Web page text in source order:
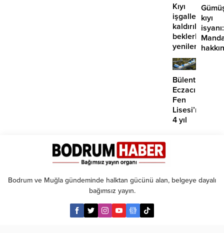
Kıyı
işgalleri
kaldırılmayı
beklerken
yenilerinin
önü
mü
açılıyor?
kıyı
isyanı:
Bülent
Eczacıbaşı
Fen
Lisesi’nde
4 yıl
Bodrum ve Muğla gündeminde halktan gücünü alan, belgeye dayalı
bağımsız yayın.